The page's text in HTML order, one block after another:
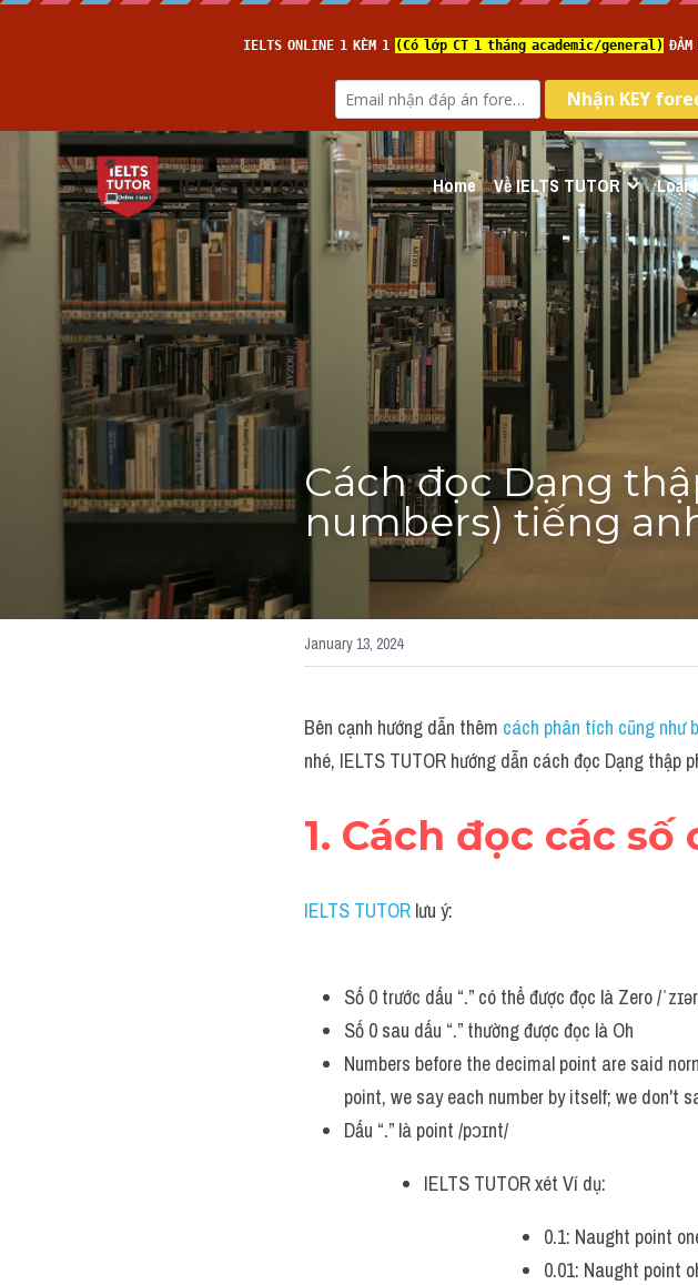
IELTS TUTOR Home Về IELTS TUTOR Loại
Cách đọc Dạng
numbers) tiếng
January 13, 2024
Bên cạnh hướng dẫn thêm cách phân tích cũng như
nhé, IELTS TUTOR hướng dẫn cách đọc Dạng thập
1. Cách đọc các
IELTS TUTOR lưu ý:
Số 0 trước dấu “.” có thể được đọc là Zero /
Số 0 sau dấu “.” thường được đọc là Oh
Numbers before the decimal point are said
point, we say each number by itself; we don't
Dấu “.” là point /pɔɪnt/
IELTS TUTOR xét Ví dụ:
0.1: Naught point
0.01: Naught point